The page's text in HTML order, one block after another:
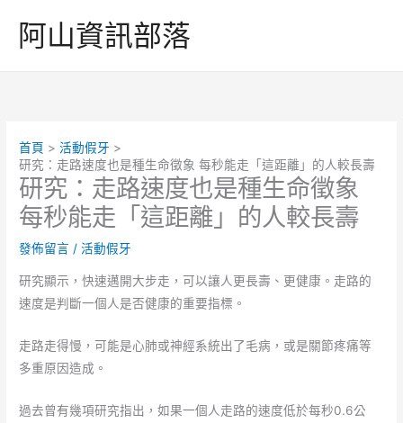
阿山資訊部落
首頁
活動假牙
研究：走路速度也是種生命徵象 每秒能走「這距離」的人較長壽
研究：走路速度也是種生命徵象
每秒能走「這距離」的人較長壽
發佈留言 /活動假牙
研究顯示，快速邁開大步走，可以讓人更長壽、更健康。走路的
速度是判斷一個人是否健康的重要指標。
走路走得慢，可能是心肺或神經系統出了毛病，或是關節疼痛等
多重原因造成。
過去曾有幾項研究指出，如果一個人走路的速度低於每秒0.6公